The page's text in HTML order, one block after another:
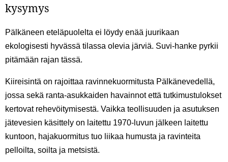
kysymys
Pälkäneen eteläpuolelta ei löydy enää juurikaan
ekologisesti hyvässä tilassa olevia järviä. Suvi-hanke pyrkii
pitämään rajan tässä.
Kiireisintä on rajoittaa ravinnekuormitusta Pälkänevedellä,
jossa sekä ranta-asukkaiden havainnot että tutkimustulokset
kertovat rehevöitymisestä. Vaikka teollisuuden ja asutuksen
jätevesien käsittely on laitettu 1970-luvun jälkeen laitettu
kuntoon, hajakuormitus tuo liikaa humusta ja ravinteita
pelloilta, soilta ja metsistä.